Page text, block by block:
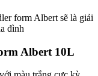
Albert 10L